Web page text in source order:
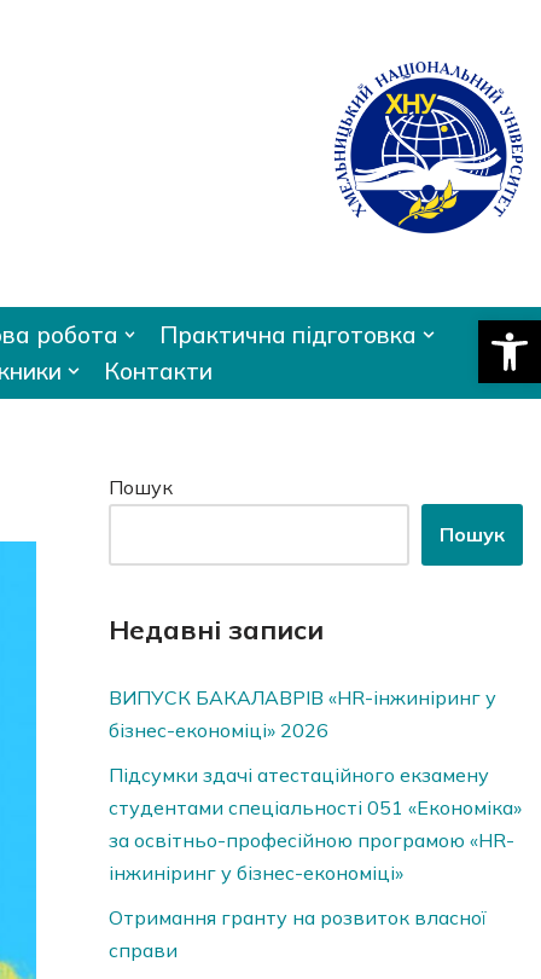
робота
Практична підготовка
Контакти
Пошук
Пошук
Недавні записи
ВИПУСК БАКАЛАВРІВ «HR-інжиніринг у
бізнес-економіці» 2026
Підсумки здачі атестаційного екзамену
студентами спеціальності 051 «Економіка»
за освітньо-професійною програмою «HR-
інжиніринг у бізнес-економіці»
Отримання гранту на розвиток власної
справи